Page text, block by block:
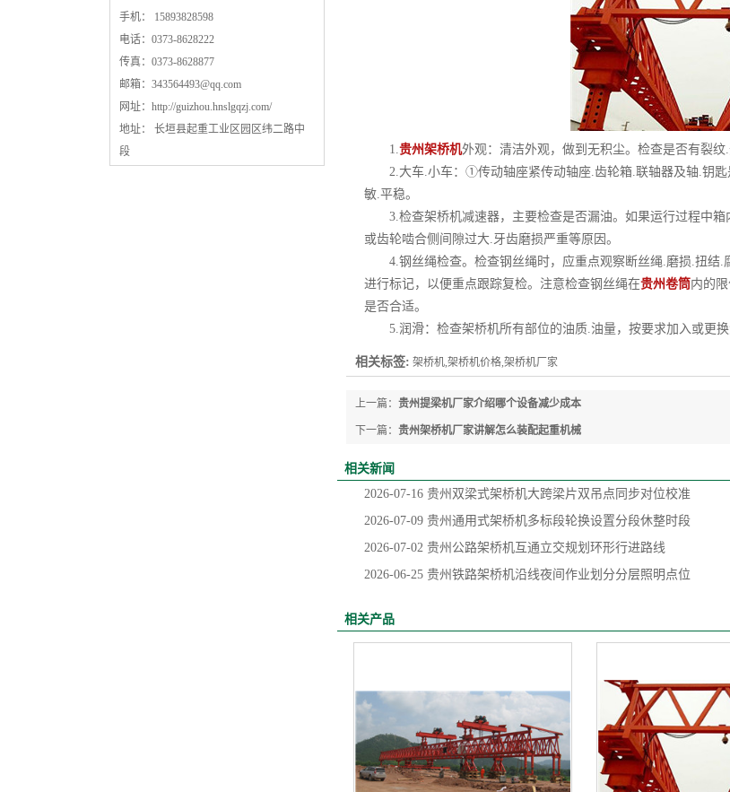
手机： 15893828598
电话：0373-8628222
传真：0373-8628877
邮箱： 343564493@qq.com
网址： http://guizhou.hnslgqzj.com/
地址： 长垣县起重工业区园区纬二路中
段
1.贵州架桥机外观：清洁外观，做到无积尘。检查是否有裂纹.
2.大车.小车：①传动轴座紧传动轴座.齿轮箱.联轴器及轴.钥匙
敏.平稳。
3.检查架桥机减速器，主要检查是否漏油。如果运行过程中箱
或齿轮啮合侧间隙过大.牙齿磨损严重等原因。
4.钢丝绳检查。检查钢丝绳时，应重点观察断丝绳.磨损.扭结.
进行标记，以便重点跟踪复检。注意检查钢丝绳在贵州卷筒内的
是否合适。
5.润滑：检查架桥机所有部位的油质.油量，按要求加入或更换
相关标签: 架桥机,架桥机价格,架桥机厂家
上一篇： 贵州提梁机厂家介绍哪个设备减少成本
下一篇： 贵州架桥机厂家讲解怎么装配起重机械
相关新闻
2026-07-16 贵州双梁式架桥机大跨梁片双吊点同步对位校准
2026-07-09 贵州通用式架桥机多标段轮换设置分段休整时段
2026-07-02 贵州公路架桥机互通立交规划环形行进路线
2026-06-25 贵州铁路架桥机沿线夜间作业划分分层照明点位
相关产品